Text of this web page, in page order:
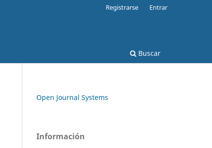
Buscar
Registrarse Entrar
Open Journal Systems
Información